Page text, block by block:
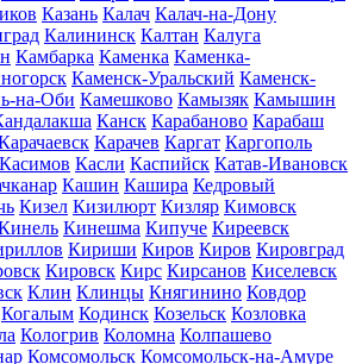
Казань Калач Калач-на-Дону
Калининск Калтан Калуга
Камбарка Каменка Каменка-
Каменск-Уральский Каменск-
на-Оби Камешково Камызяк Камышин
Канск Карабаново Карабаш
Карачев Каргат Каргополь
Касимов Касли Каспийск Катав-Ивановск
Кашин Кашира Кедровый
Кизел Кизилюрт Кизляр Кимовск
Кинешма Кипуче Киреевск
Кириши Киров Киров Кировград
Кировск Кирс Кирсанов Киселевск
Клин Клинцы Княгинино Ковдор
Когалым Кодинск Козельск Козловка
Кологрив Коломна Колпашево
Комсомольск Комсомольск-на-Амуре